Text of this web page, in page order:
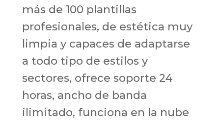
más de 100 plantillas
profesionales, de estética muy
limpia y capaces de adaptarse
a todo tipo de estilos y
sectores, ofrece soporte 24
horas, ancho de banda
ilimitado, funciona en la nube